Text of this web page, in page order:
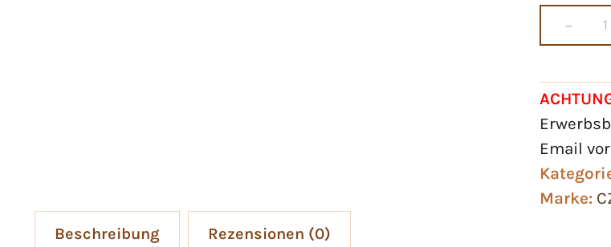
−
Email
Marke:
Beschreibung Rezensionen (0)